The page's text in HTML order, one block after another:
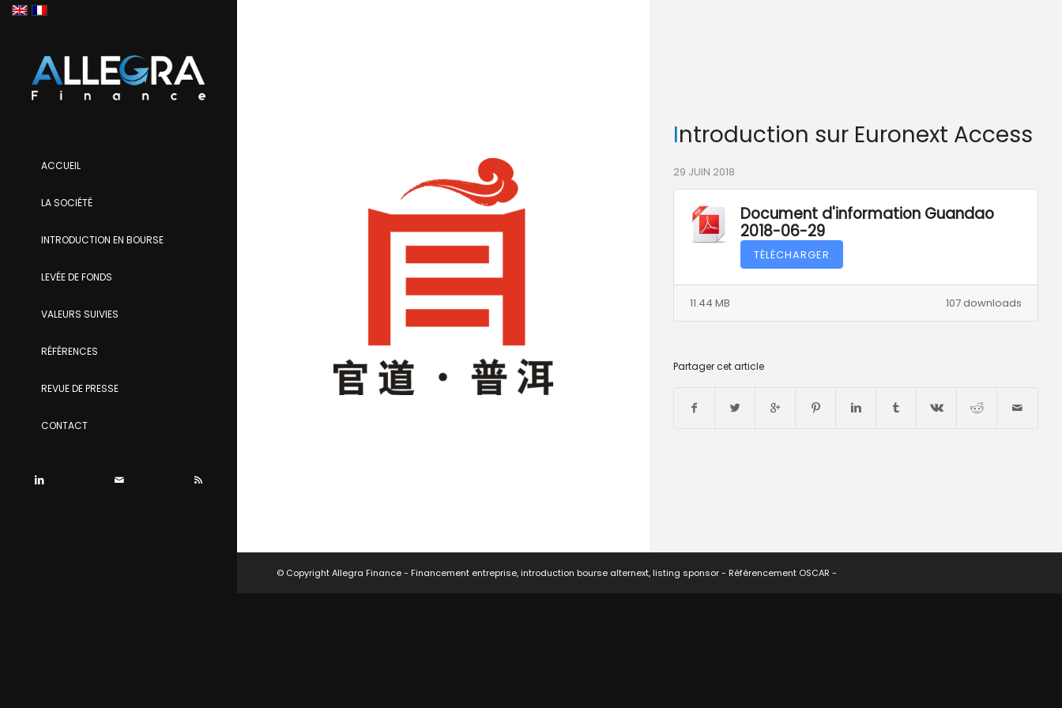
ACCUEIL
LA SOCIÉTÉ
INTRODUCTION EN BOURSE
LEVÉE DE FONDS
VALEURS SUIVIES
RÉFÉRENCES
REVUE DE PRESSE
CONTACT
Introduction sur Euronext Access
29 JUIN 2018
Document d'information Guandao
2018-06-29
TÉLÉCHARGER
107 downloads
11.44 MB
Partager cet article
© Copyright Allegra Finance - Financement entreprise, introduction bourse alternext, listing sponsor - Référencement OSCAR -